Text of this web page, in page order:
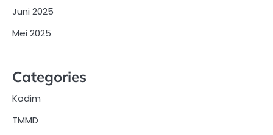
Juni 2025
Mei 2025
Categories
Kodim
TMMD